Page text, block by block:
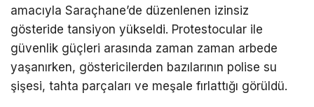
Instagram
Youtube
TikTok
amacıyla Saraçhane’de düzenlenen izinsiz
gösteride tansiyon yükseldi. Protestocular ile
güvenlik güçleri arasında zaman zaman arbede
yaşanırken, göstericilerden bazılarının polise su
şişesi, tahta parçaları ve meşale fırlattığı görüldü.